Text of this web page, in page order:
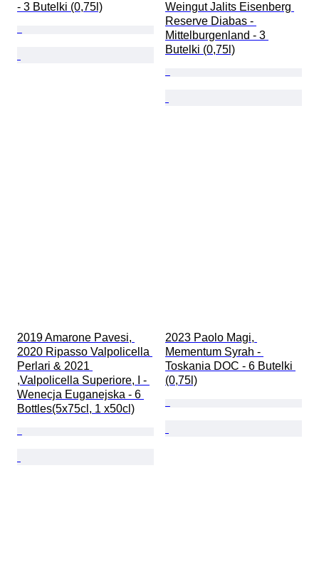
- 3 Butelki (0,75l)
Weingut Jalits Eisenberg
Reserve Diabas -
Mittelburgenland - 3
Butelki (0,75l)
2019 Amarone Pavesi,
2020 Ripasso Valpolicella
Perlari & 2021
,Valpolicella Superiore, I -
Wenecja Euganejska - 6
Bottles(5x75cl, 1 x50cl)
2023 Paolo Magi,
Mementum Syrah -
Toskania DOC - 6 Butelki
(0,75l)